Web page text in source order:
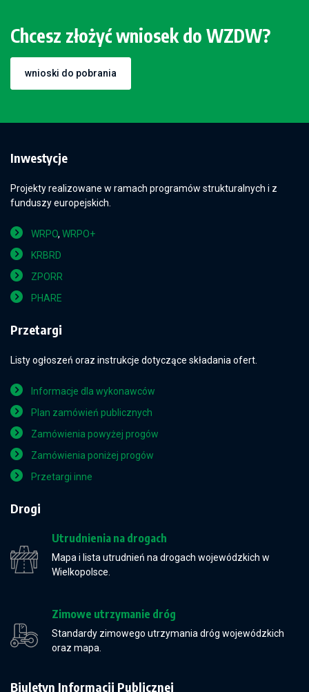
Chcesz złożyć wniosek do WZDW?
wnioski do pobrania
Inwestycje
Projekty realizowane w ramach programów strukturalnych i z
funduszy europejskich.
WRPO, WRPO+
KRBRD
ZPORR
PHARE
Przetargi
Listy ogłoszeń oraz instrukcje dotyczące składania ofert.
Informacje dla wykonawców
Plan zamówień publicznych
Zamówienia powyżej progów
Zamówienia poniżej progów
Przetargi inne
Drogi
Utrudnienia na drogach
Mapa i lista utrudnień na drogach wojewódzkich w
Wielkopolsce.
Zimowe utrzymanie dróg
Standardy zimowego utrzymania dróg wojewódzkich
oraz mapa.
Biuletyn Informacji Publicznej